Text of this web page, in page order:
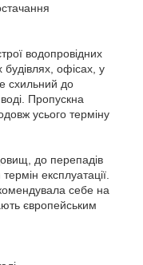
водопровідних
офісах, у
схильний до
Пропускна
усього терміну
до перепадів
експлуатації.
себе на
європейським